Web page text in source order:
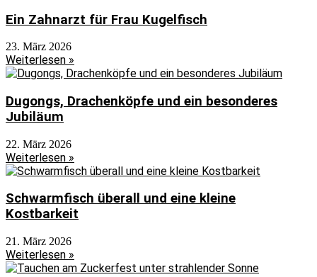
Ein Zahnarzt für Frau Kugelfisch
23. März 2026
Weiterlesen »
Dugongs, Drachenköpfe und ein besonderes
Jubiläum
22. März 2026
Weiterlesen »
Schwarmfisch überall und eine kleine
Kostbarkeit
21. März 2026
Weiterlesen »